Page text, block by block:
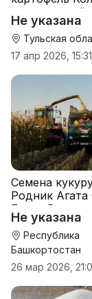
оптом от трёх
Не указана
Тульская
17 апр 2026, 15:31
Семена
Родник Агата
Берта Вилора
Росс Машук
Не указана
Республика
Башкортостан
26 мар 2026,